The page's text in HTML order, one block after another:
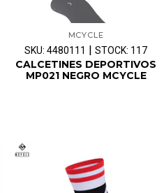
MCYCLE
SKU: 4480111 | STOCK: 117
CALCETINES DEPORTIVOS
MP021 NEGRO MCYCLE